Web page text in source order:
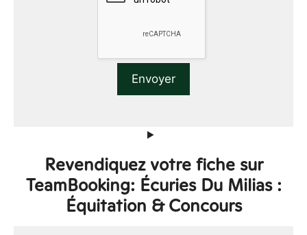
Revendiquez votre fiche sur
TeamBooking: Écuries Du Milias :
Équitation & Concours